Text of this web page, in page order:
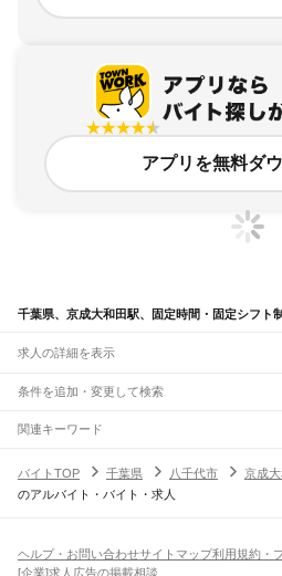
アプリを無料ダ
千葉県、京成大和田駅、固定時間・固定シフト
求人の詳細を表示
条件を追加・変更して検索
市区町村を追加・変更
千葉県すべて
千葉市 すべて
旭市習志野市柏市勝浦市市原市流山市八
駅を追加・変更
JR中央・総武線
職種を追加・変更
飲食・フードサービスすべて
ホールスタッフキッチンスタッフ
人気
関連キーワード
バイトTOP
千葉県 八千代市 京成
のアルバイト・バイト・求人
ヘルプ・お問い合わせサイトマップ利用規約・
[企業]求人広告の掲載相談